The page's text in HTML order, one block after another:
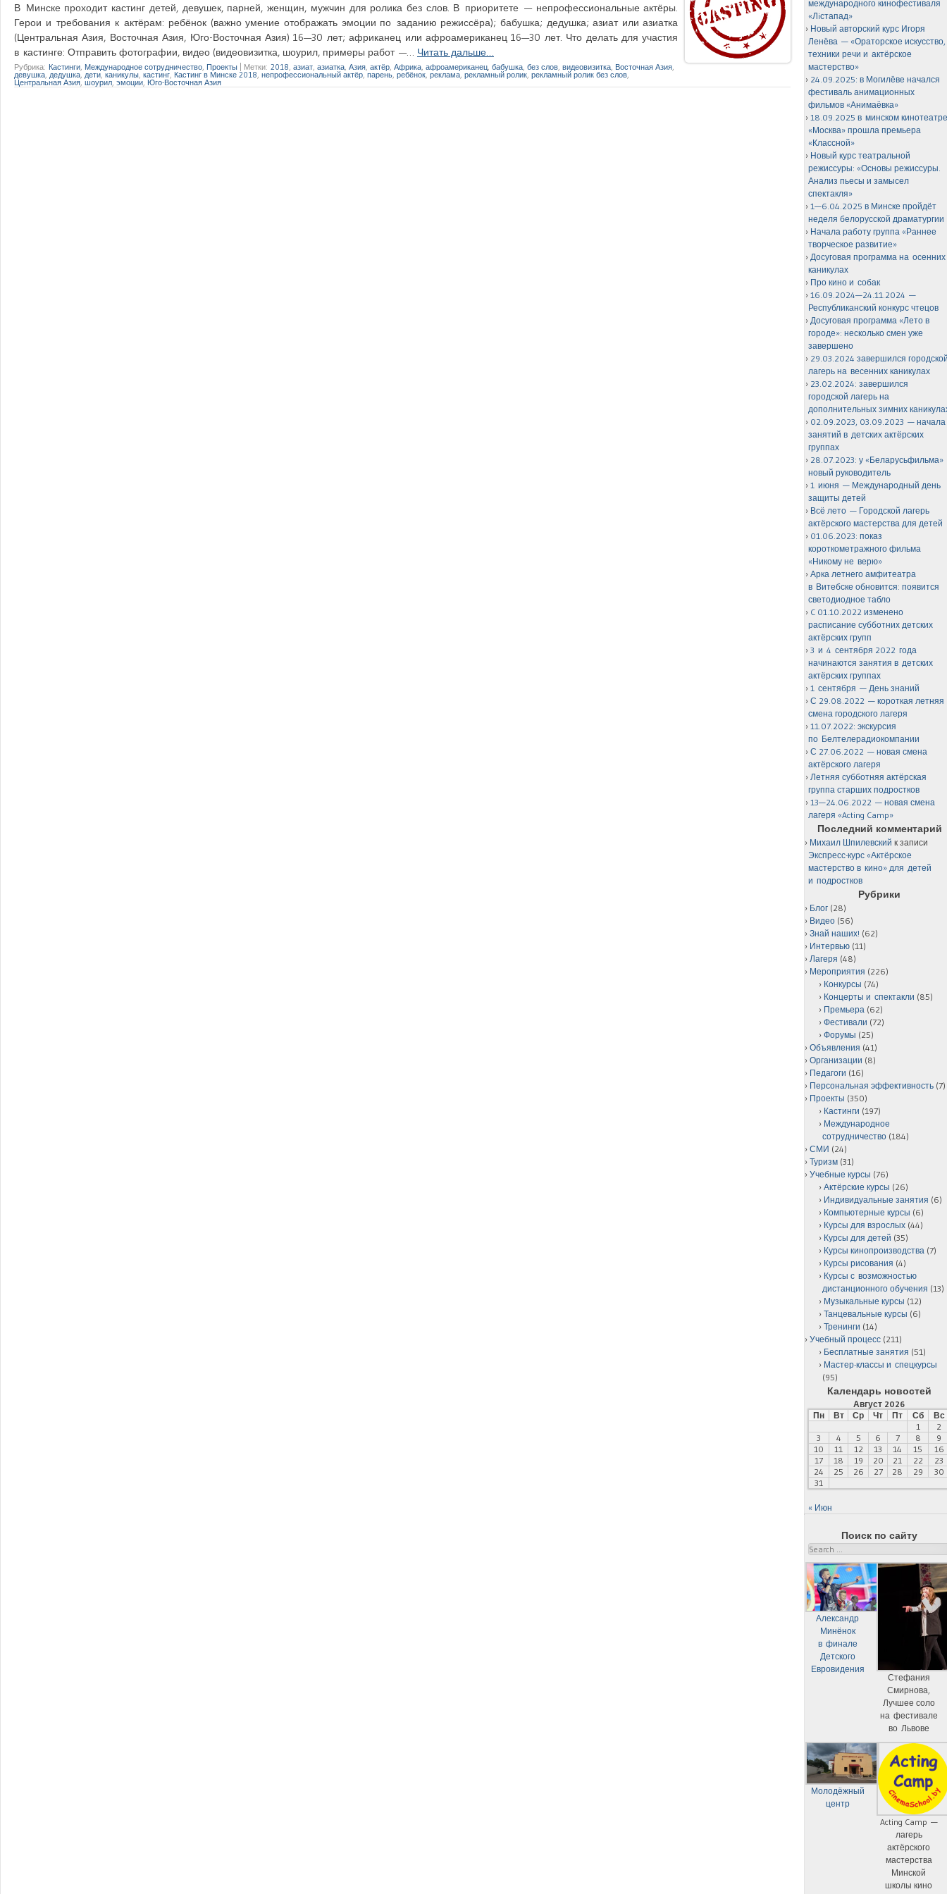
В Минске проходит кастинг детей, девушек, парней, женщин, мужчин для ролика без слов. В приоритете — непрофессиональные актёры.
Герои и требования к актёрам: ребёнок (важно умение отображать эмоции по заданию режиссёра); бабушка; дедушка; азиат или азиатка
(Центральная Азия, Восточная Азия, Юго-Восточная Азия) 16—30 лет; африканец или афроамериканец 16—30 лет. Что делать для участия
в кастинге: Отправить фотографии, видео (видеовизитка, шоурил, примеры работ —… Читать дальше…
Рубрика: Кастинги Международное сотрудничество Проекты Метки: 2018 азиат азиатка Азия актёр Африка афроамериканец бабушка без слов видеовизитка Восточная Азия
девушка дедушка, дети ,каникулы кастинг Кастинг в Минске 2018 непрофессиональный актёр ,парень ребёнок реклама рекламный ролик рекламный ролик без слов
Центральная Азия, шоурил эмоции Юго-Восточная Азия
международного кинофестиваля
«Лiстапад»
Новый авторский курс Игоря
Ленёва — «Ораторское искусство,
техники речи и актёрское
мастерство»
24.09.2025: в Могилёве начался
фестиваль анимационных
фильмов «Анимаёвка»
18.09.2025 в минском
«Москва» прошла премьера
«Классной»
Новый курс театральной
режиссуры: «Основы режиссуры.
Анализ пьесы и замысел
спектакля»
1—6.04.2025 в Минске пройдёт
неделя белорусской драматургии
Начала работу группа «Раннее
творческое развитие»
Досуговая программа на осенних
каникулах
Про кино и собак
16.09.2024—24.11.2024 —
Республиканский конкурс чтецов
Досуговая программа «Лето в
городе»: несколько смен уже
завершено
29.03.2024 завершился
лагерь на весенних каникулах
23.02.2024: завершился
городской лагерь на
дополнительных зимних
02.09.2023, 03.09.2023 — начала
занятий в детских актёрских
группах
28.07.2023: у «Беларусьфильма»
новый руководитель
1 июня — Международный день
защиты детей
Всё лето — Городской лагерь
актёрского мастерства для детей
01.06.2023: показ
короткометражного фильма
«Никому не верю»
Арка летнего амфитеатра
в Витебске обновится: появится
светодиодное табло
C 01.10.2022 изменено
расписание субботних детских
актёрских групп
3 и 4 сентября 2022 года
начинаются занятия в детских
актёрских группах
1 сентября — День знаний
С 29.08.2022 — короткая летняя
смена городского лагеря
11.07.2022: экскурсия
по Белтелерадиокомпании
С 27.06.2022 — новая смена
актёрского лагеря
Летняя субботняя актёрская
группа старших подростков
13—24.06.2022 — новая смена
лагеря «Acting Camp»
Последний комментарий
Михаил Шпилевский к записи
Экспресс-курс «Актёрское
мастерство в кино» для детей
и подростков
Рубрики
Блог (28)
Видео (56)
Знай наших! (62)
Интервью (11)
Лагеря (48)
Мероприятия (226)
Конкурсы (74)
Концерты и спектакли (85)
Премьера (62)
Фестивали (72)
Форумы (25)
Объявления (41)
Организации (8)
Педагоги (16)
Персональная эффективность (7)
Проекты (350)
Кастинги (197)
Международное
сотрудничество (184)
СМИ (24)
Туризм (31)
Учебные курсы (76)
Актёрские курсы (26)
Индивидуальные занятия (6)
Компьютерные курсы (6)
Курсы для взрослых (44)
Курсы для детей (35)
Курсы кинопроизводства (7)
Курсы рисования (4)
Курсы с возможностью
дистанционного обучения (13)
Музыкальные курсы (12)
Танцевальные курсы (6)
Тренинги (14)
Учебный процесс (211)
Бесплатные занятия (51)
Мастер-классы и спецкурсы
(95)
Календарь новостей
Август 2026
Пн
Вт Ср Чт Пт Сб
Вс
1
2
3
4 5 6 7 8
9
10
11 12 13 14 15
16
17
18 19 20 21 22
23
24
25 26 27 28 29
30
31
« Июн
Поиск по сайту
Search
Александр
Минёнок
в финале
Детского
Евровидения
Стефания
Смирнова,
Лучшее соло
на фестивале
во Львове
Молодёжный
центр
Acting Camp —
лагерь
актёрского
мастерства
Минской
школы кино